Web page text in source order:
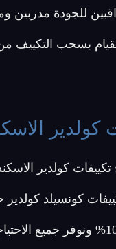
للجودة
بسحب التكييف
كولدير
كولدير
كونسيلد
كولدير وتقدم لكم قطع غيار